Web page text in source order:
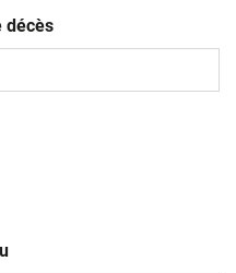
décès